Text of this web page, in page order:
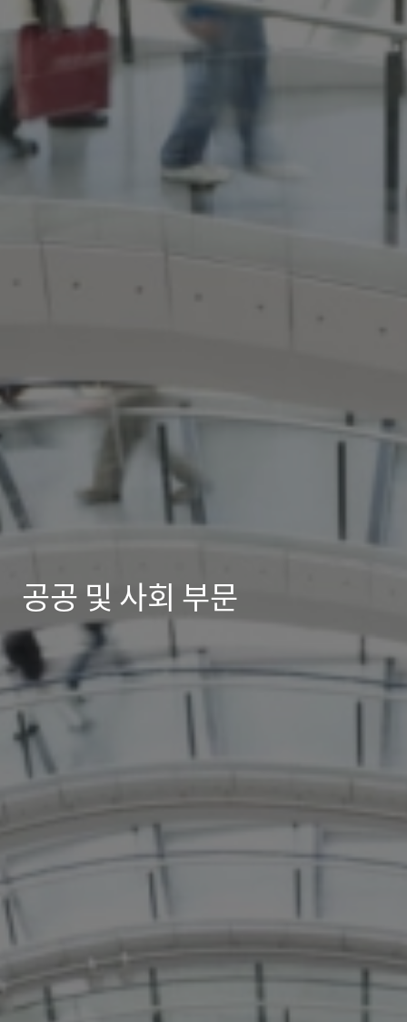
공공 및 사회 부문